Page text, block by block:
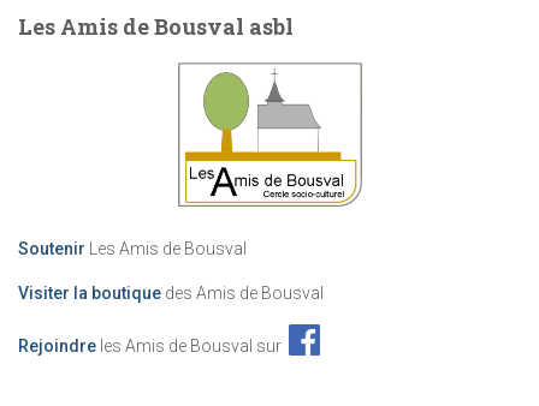
Les Amis de Bousval asbl
Soutenir Les Amis de Bousval
Visiter la boutique des Amis de Bousval
Rejoindre les Amis de Bousval sur